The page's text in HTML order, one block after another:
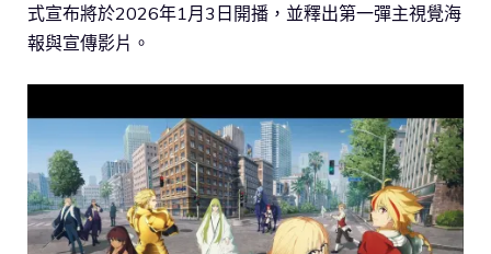
式宣布將於2026年1月3日開播，並釋出第一彈主視覺海
報與宣傳影片。